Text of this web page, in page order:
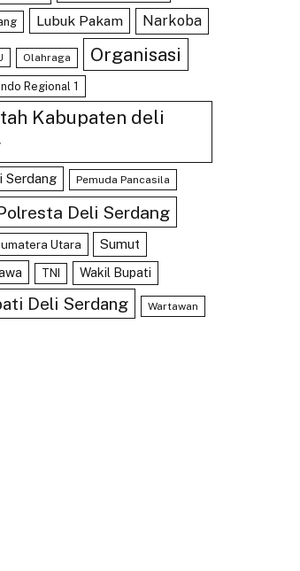
Lubuk Pakam Narkoba
Olahraga Organisasi
Regional 1
Kabupaten deli
Serdang Pemuda Pancasila
Deli Serdang
Utara
Sumut
TNI Wakil Bupati
Deli Serdang Wartawan